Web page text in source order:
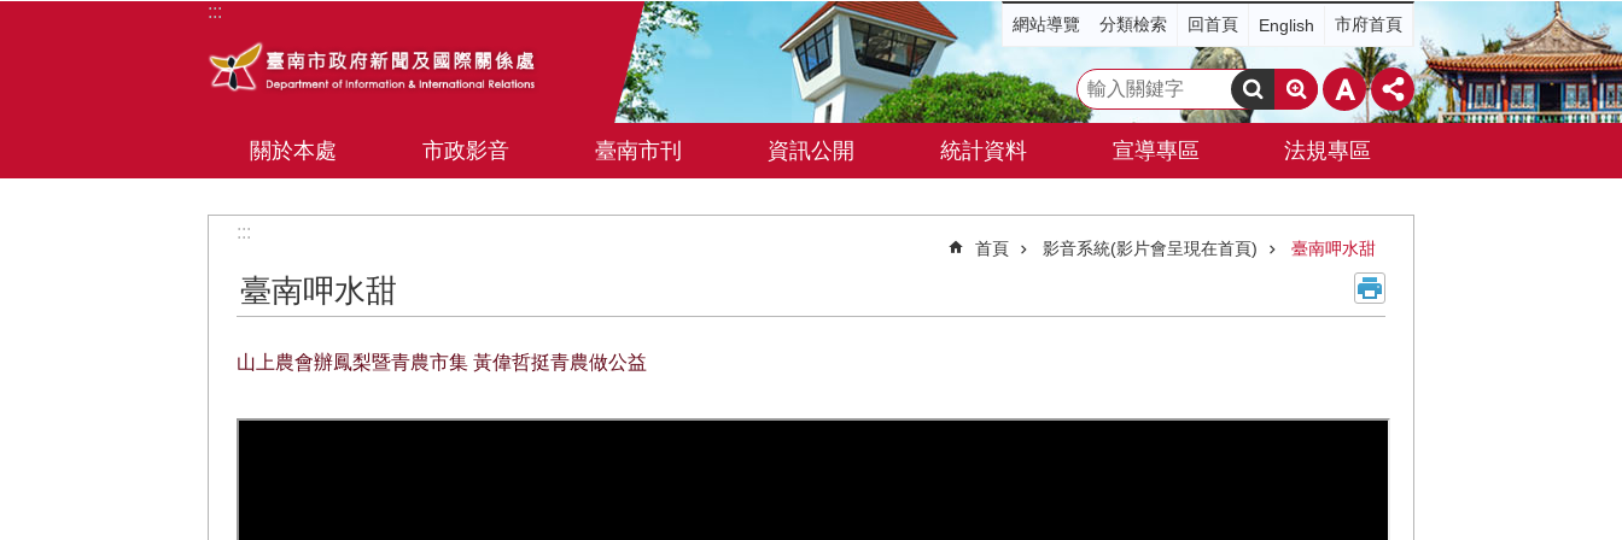
:::
網站導覽 分類檢索 回首頁 English 市府首頁
搜
尋
關於本處 市政影音 臺南市刊 資訊公開 統計資料 宣導專區 法規專區
:::
首頁 影音系統(影片會呈現在首頁) 臺南呷水甜
臺南呷水甜
山上農會辦鳳梨暨青農市集 黃偉哲挺青農做公益